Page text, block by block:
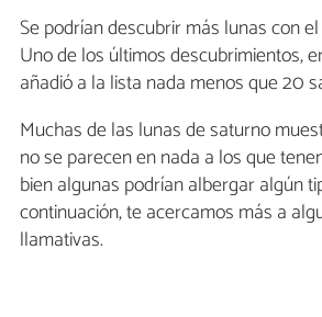
Se podrían descubrir más lunas con
Uno de los últimos descubrimientos,
añadió a la lista nada menos que 20
Muchas de las lunas de saturno
no se parecen en nada a los que
bien algunas podrían albergar algún
continuación, te acercamos más a
llamativas.